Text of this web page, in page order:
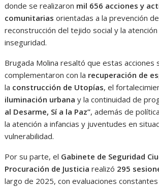
donde se realizaron mil 656 acciones y
comunitarias orientadas a la prevención
reconstrucción del tejido social y la atención
inseguridad.
Brugada Molina resaltó que estas acciones
complementaron con la recuperación de
la construcción de Utopías, el
iluminación urbana y la continuidad de
al Desarme, Sí a la Paz”, además de
la atención a infancias y juventudes en
vulnerabilidad.
Por su parte, el Gabinete de Seguridad
Procuración de Justicia realizó 295
largo de 2025, con evaluaciones